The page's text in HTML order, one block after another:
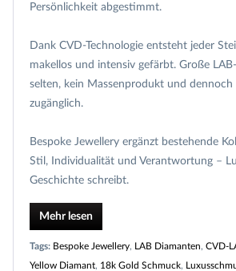
Persönlichkeit abgestimmt.
Dank CVD-Technologie entsteht jeder
makellos und intensiv gefärbt. Große
selten, kein Massenprodukt und dennoch
zugänglich.
Bespoke Jewellery ergänzt bestehende
Stil, Individualität und Verantwortung –
Geschichte schreibt.
Mehr lesen
Tags: Bespoke Jewellery, LAB Diamanten, CVD-
Yellow Diamant, 18k Gold Schmuck,